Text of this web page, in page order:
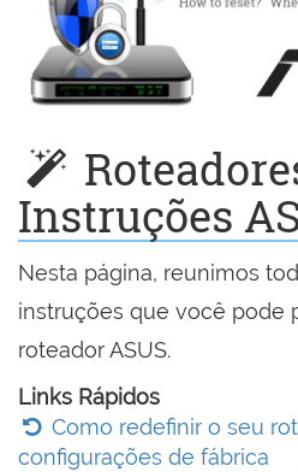
Instruções
Nesta página, reunimos
instruções que você pode
roteador ASUS.
Links Rápidos
Como redefinir o seu
configurações de fábrica